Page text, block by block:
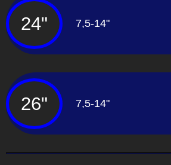
24" 7,5-14"
26" 7,5-14"